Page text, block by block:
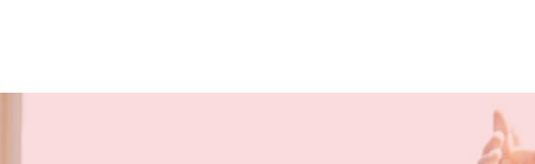
浮気 割合
さいたま市 身辺調査